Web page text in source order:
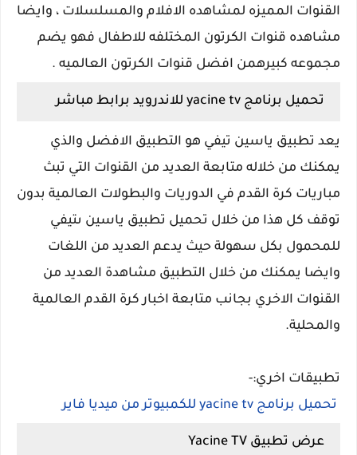
القنوات المميزه لمشاهده الافلام والمسلسلات ، وايضا
مشاهده قنوات الكرتون المختلفه للاطفال فهو يضم
مجموعه كبيرهمن افضل قنوات الكرتون العالميه .
تحميل برنامج yacine tv للاندرويد برابط مباشر
يعد تطبيق ياسين تيفي هو التطبيق الافضل والذي
يمكنك من خلاله متابعة العديد من القنوات التي تبث
مباريات كرة القدم في الدوريات والبطولات العالمية بدون
توقف كل هذا من خلال تحميل تطبيق ياسين ىتيفي
للمحمول بكل سهولة حيث يدعم العديد من اللغات
وايضا يمكنك من خلال التطبيق مشاهدة العديد من
القنوات الاخري بجانب متابعة اخبار كرة القدم العالمية
والمحلية.
تطبيقات اخري:-
تحميل برنامج yacine tv للكمبيوتر من ميديا فاير
عرض تطبيق Yacine TV